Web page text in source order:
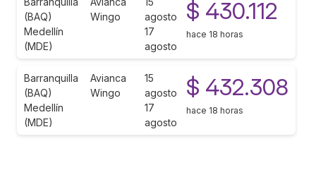
(BAQ)
Medellín
(MDE)
Wingo
agosto
17
agosto
$ 430.112
hace 18 horas
Barranquilla
(BAQ)
Medellín
(MDE)
Avianca
Wingo
15
agosto
17
agosto
$ 432.308
hace 18 horas